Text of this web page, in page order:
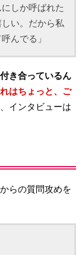
しか呼ばれた
い。だから私
んでる」
付き合っているん
れはちょっと、ご
インタビューは
らの質問攻めを